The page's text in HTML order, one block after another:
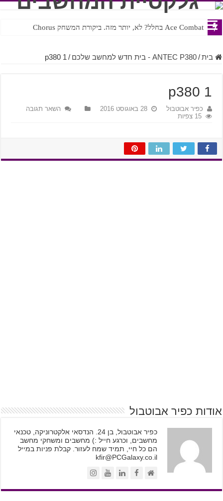
Ace Combat בחלל? לא, יותר מזה. ביקורת המשחק Chorus
Steven Universe והשירים שתורגמו בצורה נוראית לעברית
בית / ANTEC P380 - בית חדש למחשב שלכם /
p380 1
p380 1
כפיר אבוטבול 28 באוגוסט 2016
השאר תגובה
15 צפיות
אודות כפיר אבוטבול
כפיר אבוטבול, בן 24. הנדסאי אלקטרוניקה, טכנאי
מחשבים, וכרגע חייל :) מחשבים ומשחקי מחשב
הם כל חיי, תמיד שמח לעזור. קבלת פניות במייל
kfir@PCGalaxy.co.il